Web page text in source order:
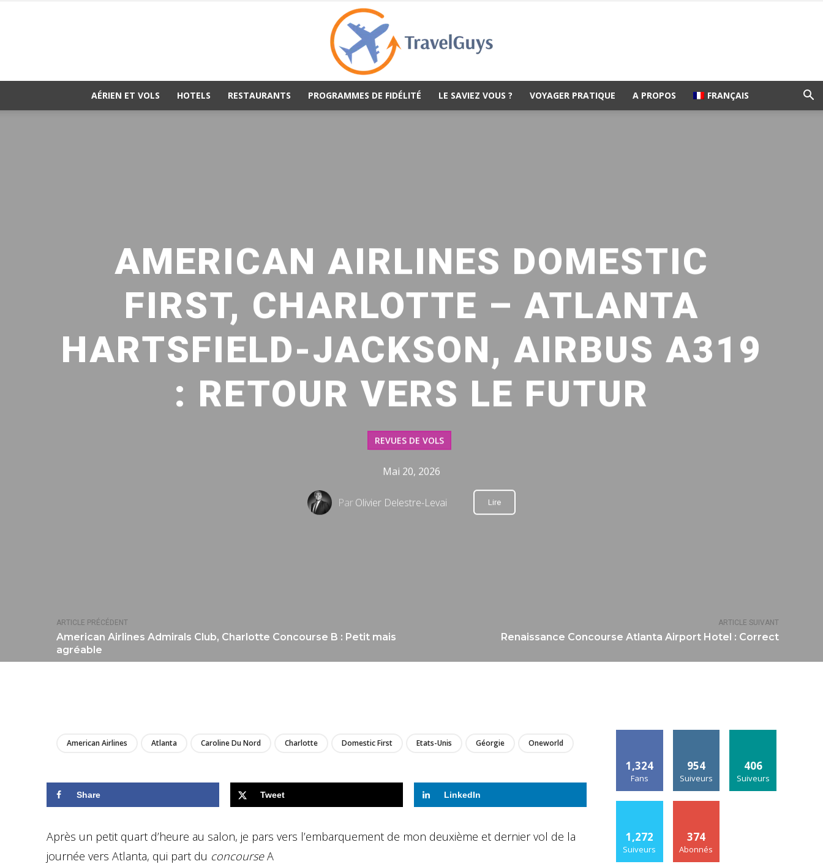
AÉRIEN ET VOLS HOTELS RESTAURANTS PROGRAMMES DE FIDÉLITÉ LE SAVIEZ VOUS ? VOYAGER PRATIQUE A PROPOS FRANÇAIS
ARTICLE PRÉCÉDENT
American Airlines Admirals Club, Charlotte Concourse B : Petit mais
agréable
ARTICLE SUIVANT
Renaissance Concourse Atlanta Airport Hotel : Correct
AMERICAN AIRLINES DOMESTIC
FIRST, CHARLOTTE – ATLANTA
HARTSFIELD-JACKSON, AIRBUS A319
: RETOUR VERS LE FUTUR
REVUES DE VOLS
Mai 20, 2026
ParOlivier Delestre-Levai Lire
American Airlines Atlanta Caroline Du Nord Charlotte Domestic First Etats-Unis Géorgie Oneworld
Share Tweet LinkedIn
Après un petit quart d’heure au salon, je pars vers l’embarquement de mon deuxième et dernier vol de la
journée vers Atlanta, qui part du concourseA
1,324
Fans
954
Suiveurs
406
Suiveurs
1,272
Suiveurs
374
Abonnés